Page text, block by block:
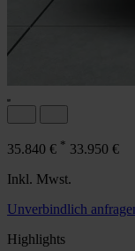
35.840 € * 33.950 €
Inkl. Mwst.
Unverbindlich
Highlights